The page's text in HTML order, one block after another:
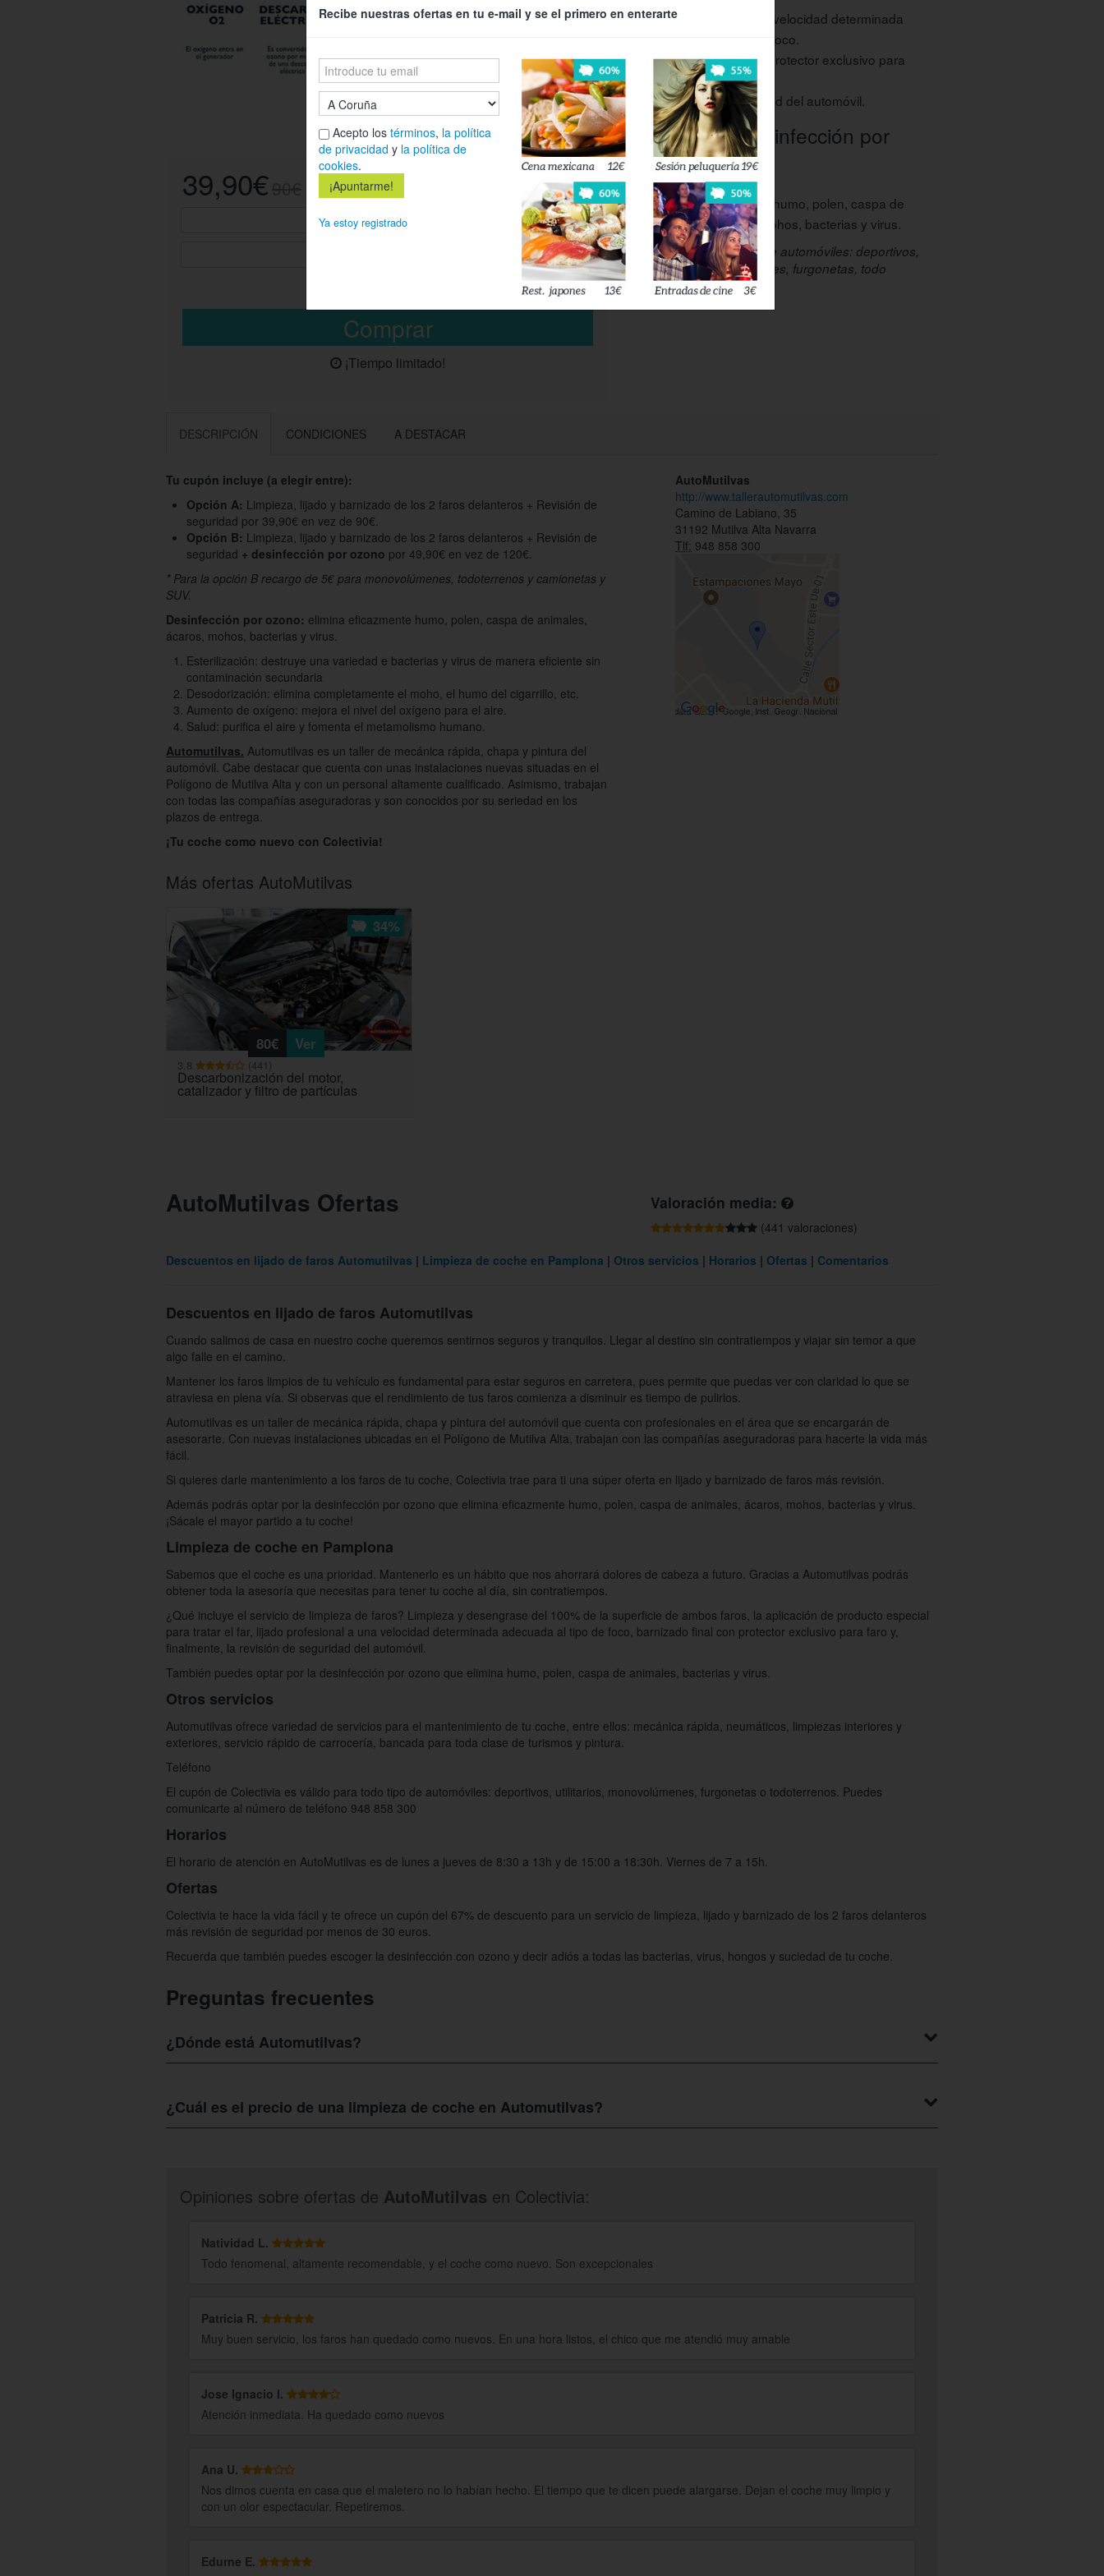
39,90€ 56%
Selecciona una opción
Cantidad:1
39,90€
¡Tiempo limitado!
Lijado profesional, a velocidad determinada
adecuada al tipo de foco.
Barnizado final con protector exclusivo para
faros.
Revisión de seguridad del automóvil.
¡Y opción a desinfección por
ozono!
Elimina eficazmente humo, polen, caspa de
animales, ácaros, mohos, bacterias y virus.
* Válido para todo tipo de automóviles: deportivos,
utilitarios, monovolúmenes, furgonetas, todo
terrenos...
DESCRIPCIÓN CONDICIONES A DESTACAR
Tu cupón incluye (a elegir entre):
Opción A: Limpieza, lijado y barnizado de los 2 faros delanteros + Revisión de
seguridad por 39,90€ en vez de 90€.
Opción B: Limpieza, lijado y barnizado de los 2 faros delanteros + Revisión de
seguridad + desinfección por ozono por 49,90€ en vez de 120€.
* Para la opción B recargo de 5€ para monovolúmenes, todoterrenos y camionetas y
SUV.
Desinfección por ozono: elimina eficazmente humo, polen, caspa de animales,
ácaros, mohos, bacterias y virus.
Esterilización: destruye una variedad e bacterias y virus de manera eficiente sin
contaminación secundaria
Desodorización: elimina completamente el moho, el humo del cigarrillo, etc.
Aumento de oxígeno: mejora el nivel del oxígeno para el aire.
Salud: purifica el aire y fomenta el metamolismo humano.
Automutilvas. Automutilvas es un taller de mecánica rápida, chapa y pintura del
automóvil. Cabe destacar que cuenta con unas instalaciones nuevas situadas en el
Polígono de Mutilva Alta y con un personal altamente cualificado. Asimismo, trabajan
con todas las compañías aseguradoras y son conocidos por su seriedad en los
plazos de entrega.
¡Tu coche como nuevo con Colectivia!
AutoMutilvas
http://www.tallerautomutilvas.com
Camino de Labiano, 35
31192 Mutilva Alta Navarra
Tlf: 948 858 300
Más ofertas AutoMutilvas
34%
80€ Ver
3.8 (441)
Descarbonización del motor,
catalizador y filtro de partículas
AutoMutilvas Ofertas Valoración media:
(441 valoraciones)
Descuentos en lijado de faros Automutilvas
Limpieza de coche en Pamplona Otros servicios Horarios Ofertas Comentarios
Descuentos en lijado de faros Automutilvas
Cuando salimos de casa en nuestro coche queremos sentirnos seguros y tranquilos. Llegar al destino sin contratiempos y viajar sin temor a que
algo falle en el camino.
Mantener los faros limpios de tu vehículo es fundamental para estar seguros en carretera, pues permite que puedas ver con claridad lo que se
atraviesa en plena vía. Si observas que el rendimiento de tus faros comienza a disminuir es tiempo de pulirlos.
Automutilvas es un taller de mecánica rápida, chapa y pintura del automóvil que cuenta con profesionales en el área que se encargarán de
asesorarte. Con nuevas instalaciones ubicadas en el Polígono de Mutilva Alta, trabajan con las compañías aseguradoras para hacerte la vida más
fácil.
Si quieres darle mantenimiento a los faros de tu coche, Colectivia trae para ti una súper oferta en lijado y barnizado de faros más revisión.
Además podrás optar por la desinfección por ozono que elimina eficazmente humo, polen, caspa de animales, ácaros, mohos, bacterias y virus.
¡Sácale el mayor partido a tu coche!
Limpieza de coche en Pamplona
Sabemos que el coche es una prioridad. Mantenerlo es un hábito que nos ahorrará dolores de cabeza a futuro. Gracias a Automutilvas podrás
obtener toda la asesoría que necesitas para tener tu coche al día, sin contratiempos.
¿Qué incluye el servicio de limpieza de faros? Limpieza y desengrase del 100% de la superficie de ambos faros, la aplicación de producto especial
para tratar el far, lijado profesional a una velocidad determinada adecuada al tipo de foco, barnizado final con protector exclusivo para faro y,
finalmente, la revisión de seguridad del automóvil.
También puedes optar por la desinfección por ozono que elimina humo, polen, caspa de animales, bacterias y virus.
Otros servicios
Automutilvas ofrece variedad de servicios para el mantenimiento de tu coche, entre ellos: mecánica rápida, neumáticos, limpiezas interiores y
exteriores, servicio rápido de carrocería, bancada para toda clase de turismos y pintura.
Teléfono
El cupón de Colectivia es válido para todo tipo de automóviles: deportivos, utilitarios, monovolúmenes, furgonetas o todoterrenos. Puedes
comunicarte al número de teléfono 948 858 300
Horarios
El horario de atención en AutoMutilvas es de lunes a jueves de 8:30 a 13h y de 15:00 a 18:30h. Viernes de 7 a 15h.
Ofertas
Colectivia te hace la vida fácil y te ofrece un cupón del 67% de descuento para un servicio de limpieza, lijado y barnizado de los 2 faros delanteros
más revisión de seguridad por menos de 30 euros.
Recuerda que también puedes escoger la desinfección con ozono y decir adiós a todas las bacterias, virus, hongos y suciedad de tu coche.
Preguntas frecuentes
¿Dónde está Automutilvas?
¿Cuál es el precio de una limpieza de coche en Automutilvas?
Opiniones sobre ofertas de AutoMutilvas en Colectivia:
Natividad L.
Todo fenomenal, altamente recomendable, y el coche como nuevo. Son excepcionales
Patricia R.
Muy buen servicio, los faros han quedado como nuevos. En una hora listos, el chico que me atendió muy amable
Jose Ignacio I.
Atención inmediata. Ha quedado como nuevos
Ana U.
Nos dimos cuenta en casa que el maletero no lo habían hecho. El tiempo que te dicen puede alargarse. Dejan el coche muy limpio y
con un olor espectacular. Repetiremos.
Edurne E.
Recibe nuestras ofertas en tu e-mail y se el primero en enterarte
Acepto los términos, la política
de privacidad y la política de
cookies.
Ya estoy registrado